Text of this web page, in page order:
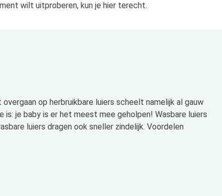
wilt uitproberen, kun je hier terecht.
op herbruikbare luiers scheelt namelijk al gauw
is: je baby is er het meest mee geholpen! Wasbare luiers
luiers dragen ook sneller zindelijk. Voordelen